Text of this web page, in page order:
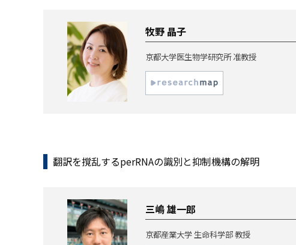
牧野 晶子
京都大学医生物学研究所 准教授
翻訳を撹乱するperRNAの識別と抑制機構の解明
三嶋 雄一郎
京都産業大学 生命科学部 教授